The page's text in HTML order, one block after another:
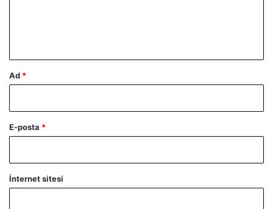
Ad *
E-posta *
İnternet sitesi